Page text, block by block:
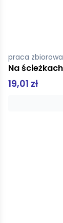
praca zbiorowa
19,01 zł